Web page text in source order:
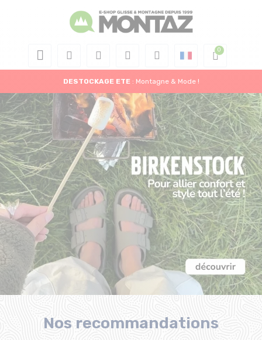
DESTOCKAGE ETE : Montagne & Mode !
Nos recommandations